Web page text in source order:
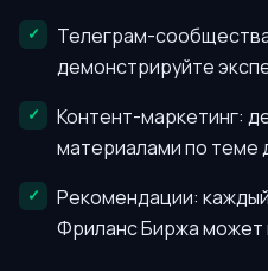
Телеграм-
демонстрируйте
Контент-маркетинг:
материалами по теме
Рекомендации:
Фриланс Биржа может